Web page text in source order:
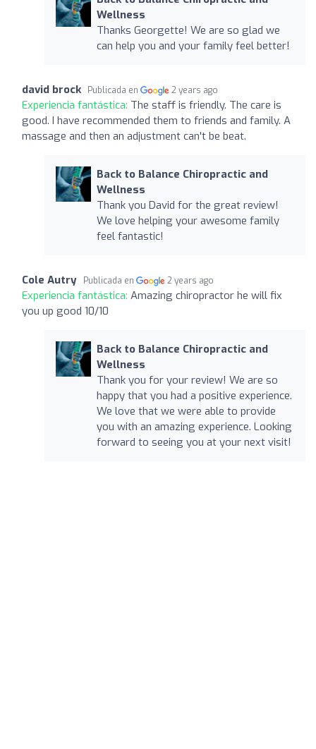
Wellness
Thanks Georgette! We are so glad we
can help you and your family feel better!
david brock Publicada en 2 years ago
Experiencia fantástica: The staff is friendly. The care is
good. I have recommended them to friends and family. A
massage and then an adjustment can't be beat.
Back to Balance Chiropractic and
Wellness
Thank you David for the great review!
We love helping your awesome family
feel fantastic!
Cole Autry Publicada en 2 years ago
Experiencia fantástica: Amazing chiropractor he will fix
you up good 10/10
Back to Balance Chiropractic and
Wellness
Thank you for your review! We are so
happy that you had a positive experience.
We love that we were able to provide
you with an amazing experience. Looking
forward to seeing you at your next visit!